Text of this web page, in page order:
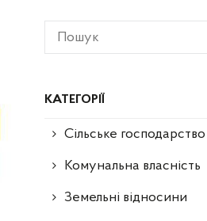
КАТЕГОРІЇ
Сільське господарство
Комунальна власність
Земельні відносини